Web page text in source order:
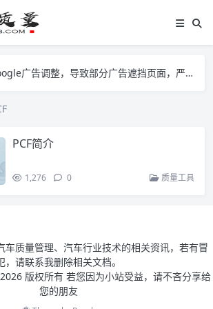
部分广告遮挡页面，严重影响大家访问体验，将尽快调整完成，由此带来的不便，特意致歉！
部分广告遮挡页面，严重影响大家访问体验，将尽快调整完成，由此带来的不便，特意致歉！
PCF简介
1,276 0 质量工具
车质量管理、汽车行业技术的相关资讯，若有冒
，请联系我删除相关文档。
2026 版权所有 若您因为小站受益，请不吝分享给
您的朋友